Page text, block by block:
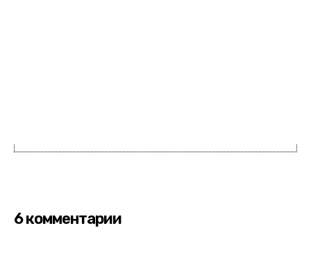
6 комментарии